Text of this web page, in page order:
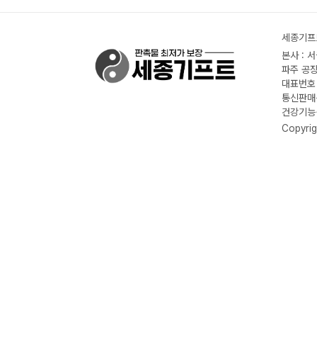
세종기
본사 :
파주 공
대표번
통신판
건강기